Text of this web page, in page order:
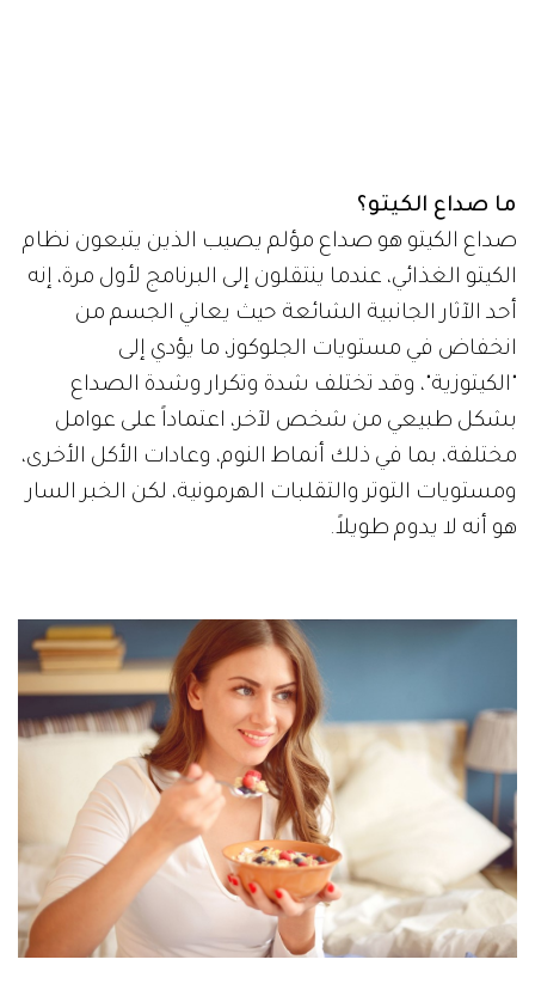
ما صداع الكيتو؟
صداع الكيتو هو صداع مؤلم يصيب الذين يتبعون نظام
الكيتو الغذائي، عندما ينتقلون إلى البرنامج لأول مرة، إنه
أحد الآثار الجانبية الشائعة حيث يعاني الجسم من
انخفاض في مستويات الجلوكوز، ما يؤدي إلى
"الكيتوزية"، وقد تختلف شدة وتكرار وشدة الصداع
بشكل طبيعي من شخص لآخر، اعتماداً على عوامل
مختلفة، بما في ذلك أنماط النوم، وعادات الأكل الأخرى،
ومستويات التوتر والتقلبات الهرمونية، لكن الخبر السار
هو أنه لا يدوم طويلاً.